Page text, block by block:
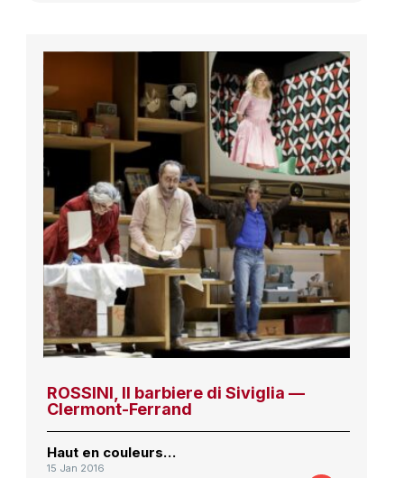
ROSSINI, Il barbiere di Siviglia —
Clermont-Ferrand
Haut en couleurs…
15 Jan 2016